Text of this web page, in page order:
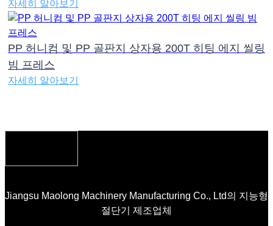
자세히 알아보기
PP 허니컴 및 PP 골판지 상자용 200T 히팅 에지 씰링
빔 프레스
자세히 알아보기
Jiangsu Maolong Machinery Manufacturing Co., Ltd의 지능형
절단기 제조업체